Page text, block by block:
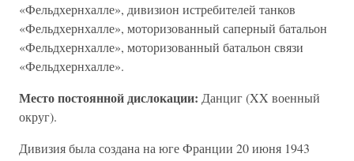
«Фельдхернхалле», дивизион истребителей танков
«Фельдхернхалле», моторизованный саперный батальон
«Фельдхернхалле», моторизованный батальон связи
«Фельдхернхалле».
Место постоянной дислокации: Данциг (XX военный
округ).
Дивизия была создана на юге Франции 20 июня 1943